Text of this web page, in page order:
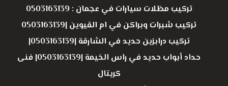
تركيب مظلات سيارات في عجمان : 0503163139
تركيب شبرات وبراكن في ام القيوين |0503163139
تركيب درابزين حديد في الشارقة |0503163139|
حداد أبواب حديد في راس الخيمة |0503163139| فنى
كريتال